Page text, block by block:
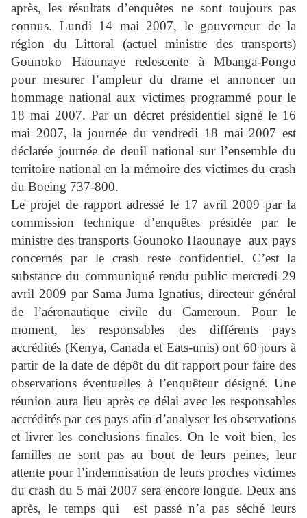
après, les résultats d’enquêtes ne sont toujours pas
connus. Lundi 14 mai 2007, le gouverneur de la
région du Littoral (actuel ministre des transports)
Gounoko Haounaye redescente à Mbanga-Pongo
pour mesurer l’ampleur du drame et annoncer un
hommage national aux victimes programmé pour le
18 mai 2007. Par un décret présidentiel signé le 16
mai 2007, la journée du vendredi 18 mai 2007 est
déclarée journée de deuil national sur l’ensemble du
territoire national en la mémoire des victimes du crash
du Boeing 737-800.
Le projet de rapport adressé le 17 avril 2009 par la
commission technique d’enquêtes présidée par le
ministre des transports Gounoko Haounaye aux pays
concernés par le crash reste confidentiel. C’est la
substance du communiqué rendu public mercredi 29
avril 2009 par Sama Juma Ignatius, directeur général
de l’aéronautique civile du Cameroun. Pour le
moment, les responsables des différents pays
accrédités (Kenya, Canada et Eats-unis) ont 60 jours à
partir de la date de dépôt du dit rapport pour faire des
observations éventuelles à l’enquêteur désigné. Une
réunion aura lieu après ce délai avec les responsables
accrédités par ces pays afin d’analyser les observations
et livrer les conclusions finales. On le voit bien, les
familles ne sont pas au bout de leurs peines, leur
attente pour l’indemnisation de leurs proches victimes
du crash du 5 mai 2007 sera encore longue. Deux ans
après, le temps qui
est passé n’a pas séché leurs